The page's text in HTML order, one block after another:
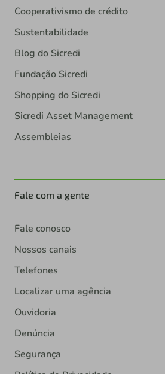
Cooperativismo de crédito
Sustentabilidade
Blog do Sicredi
Fundação Sicredi
Shopping do Sicredi
Sicredi Asset Management
Assembleias
Fale com a gente
Fale conosco
Nossos canais
Telefones
Localizar uma agência
Ouvidoria
Denúncia
Segurança